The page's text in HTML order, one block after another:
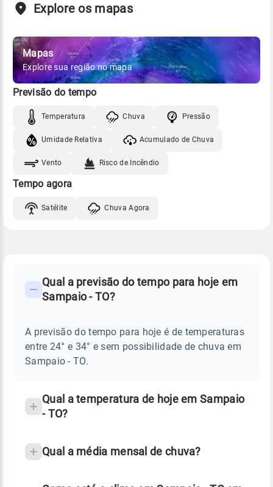
Explore os mapas
Mapas
Explore sua região no mapa
Previsão do tempo
Temperatura Chuva Pressão
Umidade Relativa Acumulado de Chuva
Vento Risco de Incêndio
Tempo agora
Satélite Chuva Agora
TEMPO
SAMPAIO
Perguntas
sobre
chuva
Qual a previsão do tempo para hoje em
Sampaio - TO?
A previsão do tempo para hoje é de temperaturas
entre 24° e 34° e sem possibilidade de chuva em
Sampaio - TO.
Qual a temperatura de hoje em Sampaio
- TO?
Qual a média mensal de chuva?